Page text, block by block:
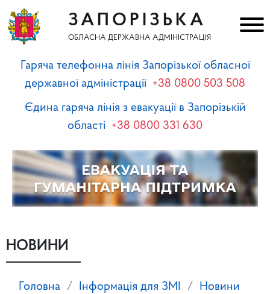
ЗАПОРІЗЬКА
ОБЛАСНА ДЕРЖАВНА АДМІНІСТРАЦІЯ
Гаряча телефонна лінія Запорізької обласної
державної адміністрації +38 0800 503 508
Єдина гаряча лінія з евакуації в Запорізькій
області +38 0800 331 630
НОВИНИ
Головна Інформація для ЗМІ
Новини